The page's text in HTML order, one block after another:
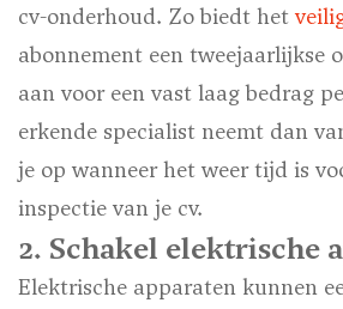
cv-onderhoud. Zo biedt het
abonnement een tweejaarlijkse
aan voor een vast laag bedrag
erkende specialist neemt dan
je op wanneer het weer tijd is
inspectie van je cv.
2. Schakel elektrische
Elektrische apparaten kunnen